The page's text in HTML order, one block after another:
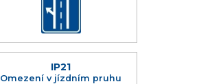
IP21
Omezení v jízdním pruhu